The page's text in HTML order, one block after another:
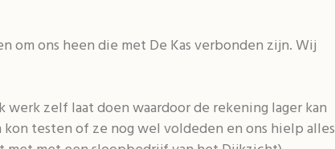
om ons heen die met De Kas verbonden zijn. Wij
werk zelf laat doen waardoor de rekening lager kan
testen of ze nog wel voldeden en ons hielp alles